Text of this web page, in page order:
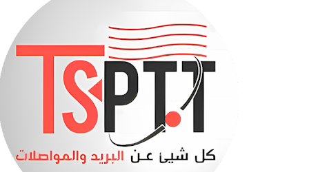
بنك السلام يعلن تمويل سكنات LPA بالتقسيط
هذا هو جديد مشاريع السكن الترقوي المدعم “LPA”
تفاصيل الزيادة في الأجور 2027
إتصالات الجزائر تطلق عرضا ترويجيا جديدا
السكن الترقوي المدعم -الصيغة الجديدة - الملف
وزير التربية يحسم موعد الدخول المدرسي
بلاغ هام من الصندوق الوطني للتقاعد
أخيرا نتائج مسابقة توظيف الأساتذة 2025..
نفطال تعلن عن توفر العجلات المطاطية على